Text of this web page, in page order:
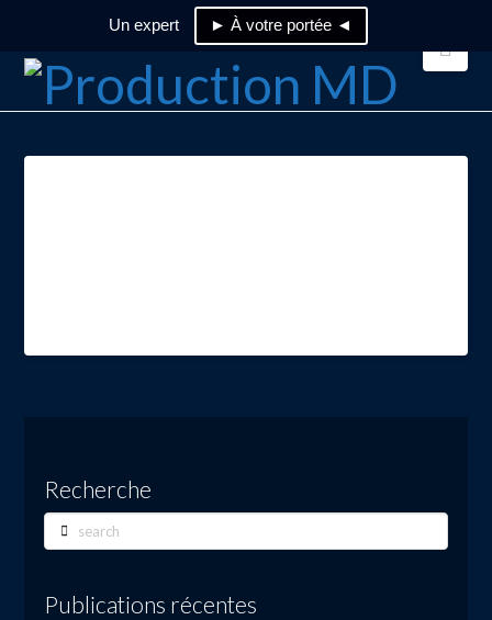
Un expert ► À votre portée ◄
Recherche
Search
Publications récentes